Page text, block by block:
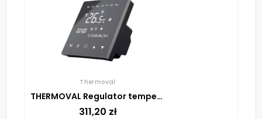
Thermoval
THERMOVAL Regulator temperatury TVT 30 CS
311,20 zł